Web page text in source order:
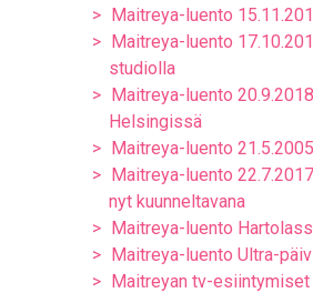
Maitreya-luento
Maitreya-luento
studiolla
Maitreya-luento
Helsingissä
Maitreya-luento
Maitreya-luento
nyt kuunneltavana
Maitreya-luento
Maitreya-luento Ultra-
Maitreyan tv-